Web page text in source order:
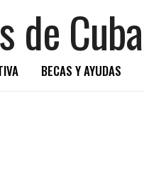
BECAS Y AYUDAS